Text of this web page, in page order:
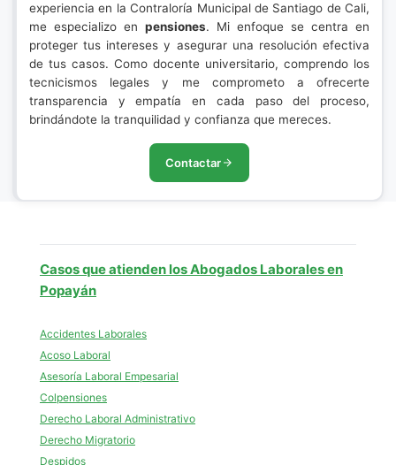
experiencia en la Contraloría Municipal de Santiago de Cali,
me especializo en pensiones. Mi enfoque se centra en
proteger tus intereses y asegurar una resolución efectiva
de tus casos. Como docente universitario, comprendo los
tecnicismos legales y me comprometo a ofrecerte
transparencia y empatía en cada paso del proceso,
brindándote la tranquilidad y confianza que mereces.
Contactar
Casos que atienden los Abogados Laborales en
Popayán
Accidentes Laborales
Acoso Laboral
Asesoría Laboral Empesarial
Colpensiones
Derecho Laboral Administrativo
Derecho Migratorio
Despidos